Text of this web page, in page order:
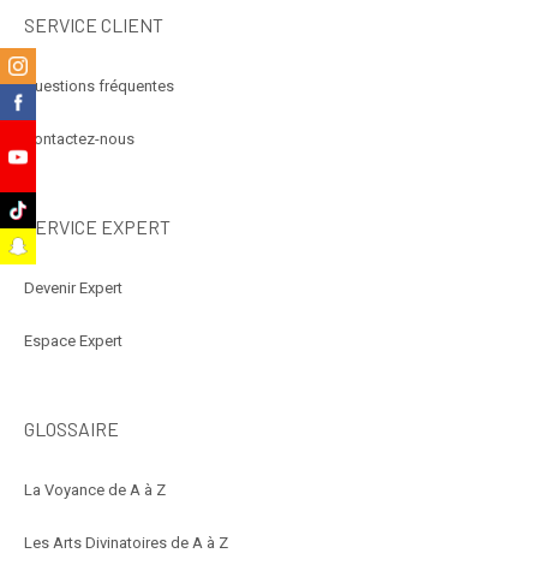
SERVICE CLIENT
Questions fréquentes
Contactez-nous
SERVICE EXPERT
Devenir Expert
Espace Expert
GLOSSAIRE
La Voyance de A à Z
Les Arts Divinatoires de A à Z